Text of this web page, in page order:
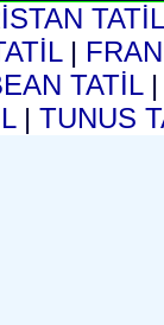
|
TATİL
|TUNUS